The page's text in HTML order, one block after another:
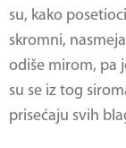
su, kako
skromni,
odiše mirom, pa
su se iz tog
prisećaju svih